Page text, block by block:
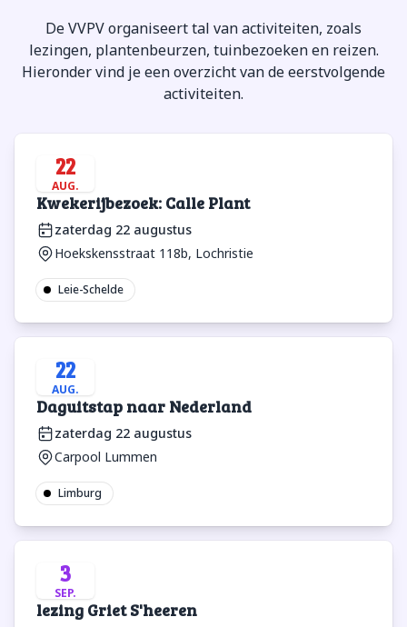
De VVPV organiseert tal van activiteiten, zoals
lezingen, plantenbeurzen, tuinbezoeken en reizen.
Hieronder vind je een overzicht van de eerstvolgende
activiteiten.
22
AUG.
Kwekerijbezoek: Calle Plant
zaterdag 22 augustus
Hoekskensstraat 118b, Lochristie
Leie-Schelde
22
AUG.
Daguitstap naar Nederland
zaterdag 22 augustus
Carpool Lummen
Limburg
3
SEP.
lezing Griet S'heeren